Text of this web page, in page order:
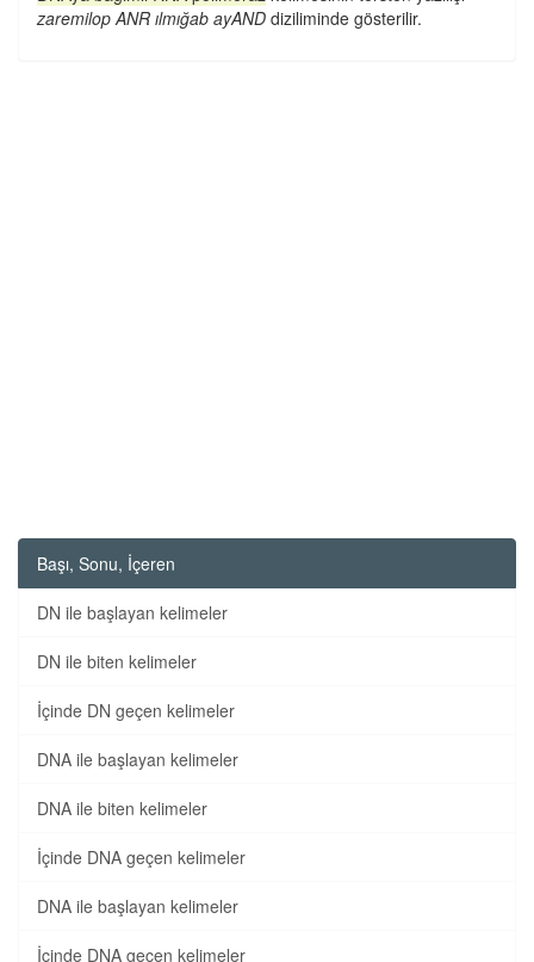
zaremilop ANR ılmığab ayAND diziliminde gösterilir.
Başı, Sonu, İçeren
DN ile başlayan kelimeler
DN ile biten kelimeler
İçinde DN geçen kelimeler
DNA ile başlayan kelimeler
DNA ile biten kelimeler
İçinde DNA geçen kelimeler
DNA ile başlayan kelimeler
İçinde DNA geçen kelimeler